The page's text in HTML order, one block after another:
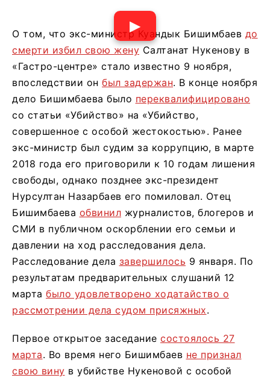
▶
О том, что экс-министр Куандык Бишимбаев до
смерти избил свою жену Салтанат Нукенову в
«Гастро-центре» стало известно 9 ноября,
впоследствии он был задержан. В конце ноября
дело Бишимбаева было переквалифицировано
со статьи «Убийство» на «Убийство,
совершенное с особой жестокостью». Ранее
экс-министр был судим за коррупцию, в марте
2018 года его приговорили к 10 годам лишения
свободы, однако позднее экс-президент
Нурсултан Назарбаев его помиловал. Отец
Бишимбаева обвинил журналистов, блогеров и
СМИ в публичном оскорблении его семьи и
давлении на ход расследования дела.
Расследование дела завершилось 9 января. По
результатам предварительных слушаний 12
марта было удовлетворено ходатайство о
рассмотрении дела судом присяжных.
Первое открытое заседание состоялось 27
марта. Во время него Бишимбаев не признал
свою вину в убийстве Нукеновой с особой